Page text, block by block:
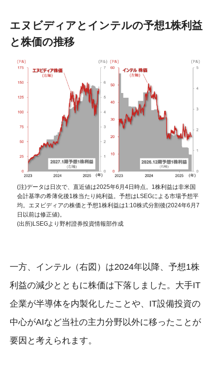
エヌビディアとインテルの予想1株利益
と株価の推移
(注)データは日次で、直近値は2025年6月4日時点。1株利益は非米国
会計基準の希薄化後1株当たり純利益。予想はLSEGによる市場予想平
均。エヌビディアの株価と予想1株利益は1:10株式分割後(2024年6月7
日以前は修正値)。
(出所)LSEGより野村證券投資情報部作成
一方、インテル（右図）は2024年以降、予想1株
利益の減少とともに株価は下落しました。大手IT
企業が半導体を内製化したことや、IT設備投資の
中心がAIなど当社の主力分野以外に移ったことが
要因と考えられます。